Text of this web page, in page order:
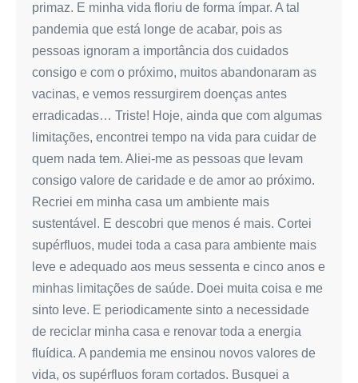
primaz. E minha vida floriu de forma ímpar. A tal
pandemia que está longe de acabar, pois as
pessoas ignoram a importância dos cuidados
consigo e com o próximo, muitos abandonaram as
vacinas, e vemos ressurgirem doenças antes
erradicadas… Triste! Hoje, ainda que com algumas
limitações, encontrei tempo na vida para cuidar de
quem nada tem. Aliei-me as pessoas que levam
consigo valore de caridade e de amor ao próximo.
Recriei em minha casa um ambiente mais
sustentável. E descobri que menos é mais. Cortei
supérfluos, mudei toda a casa para ambiente mais
leve e adequado aos meus sessenta e cinco anos e
minhas limitações de saúde. Doei muita coisa e me
sinto leve. E periodicamente sinto a necessidade
de reciclar minha casa e renovar toda a energia
fluídica. A pandemia me ensinou novos valores de
vida, os supérfluos foram cortados. Busquei a